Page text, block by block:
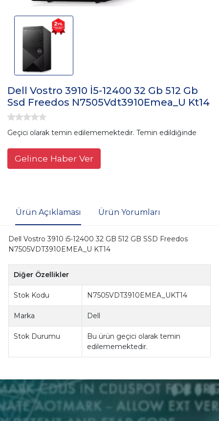
Dell Vostro 3910 İ5-12400 32 Gb 512 Gb
Ssd Freedos N7505Vdt3910Emea_U Kt14
Geçici olarak temin edilememektedir. Temin edildiğinde
Gelince Haber Ver
Ürün Açıklaması Ürün Yorumları
Dell Vostro 3910 i5-12400 32 GB 512 GB SSD Freedos
N7505VDT3910EMEA_U KT14
Diğer Özellikler
Stok Kodu N7505VDT3910EMEA_UKT14
Marka Dell
Stok Durumu
Bu ürün geçici olarak temin
edilememektedir.